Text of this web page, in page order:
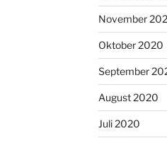
November
Oktober 2020
September
August 2020
Juli 2020